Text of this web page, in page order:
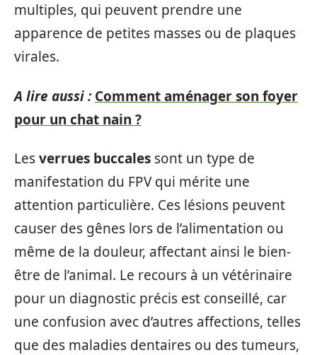
multiples, qui peuvent prendre une
apparence de petites masses ou de plaques
virales.
A lire aussi : Comment aménager son foyer
pour un chat nain ?
Lesverrues buccales sont un type de
manifestation du FPV qui mérite une
attention particulière. Ces lésions peuvent
causer des gênes lors de l’alimentation ou
même de la douleur, affectant ainsi le bien-
être de l’animal. Le recours à un vétérinaire
pour un diagnostic précis est conseillé, car
une confusion avec d’autres affections, telles
que des maladies dentaires ou des tumeurs,